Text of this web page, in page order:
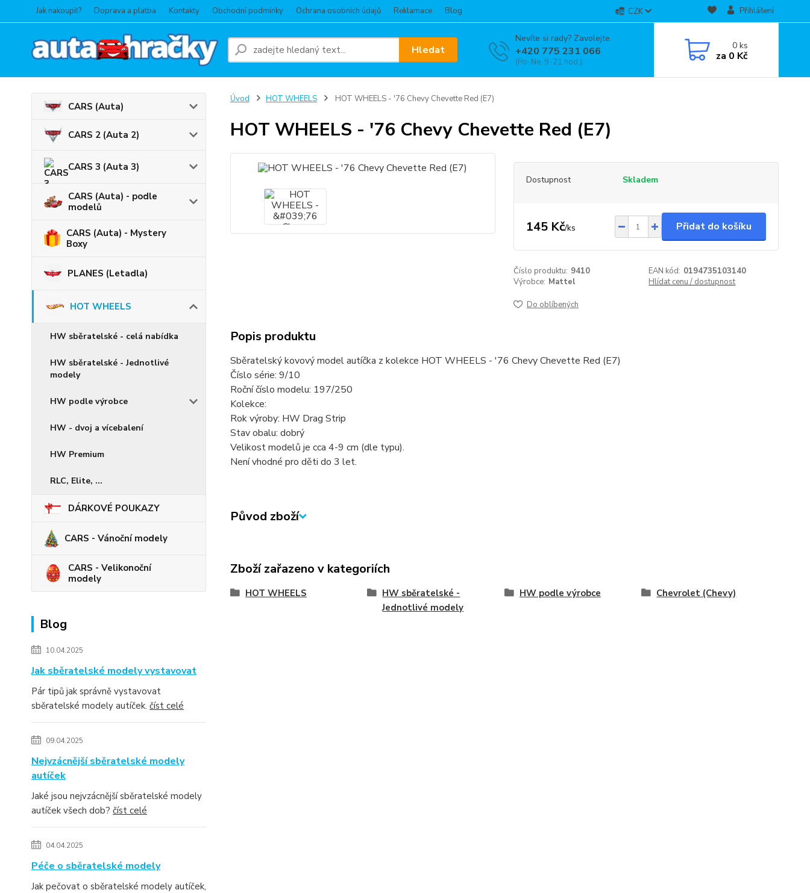
Jak nakoupit? Doprava a platba Kontakty Obchodní podmínky Ochrana osobních údajů Reklamace Blog CZK Přihlášení
Hledat
Nevíte si rady? Zavolejte.
+420 775 231 066
(Po-Ne, 9-21 hod.)
0ks
za 0 Kč
CARS (Auta)
CARS 2 (Auta 2)
CARS 3 (Auta 3)
CARS (Auta) - podle
modelů
CARS (Auta) - Mystery
Boxy
PLANES (Letadla)
HOT WHEELS
HW sběratelské - celá nabídka
HW sběratelské - Jednotlivé
modely
HW podle výrobce
HW - dvoj a vícebalení
HW Premium
RLC, Elite, ...
DÁRKOVÉ POUKAZY
CARS - Vánoční modely
CARS - Velikonoční
modely
Blog
10.04.2025
Jak sběratelské modely vystavovat
Pár tipů jak správně vystavovat
sběratelské modely autíček. číst celé
09.04.2025
Nejvzácnější sběratelské modely
autíček
Jaké jsou nejvzácnější sběratelské modely
autíček všech dob? číst celé
04.04.2025
Péče o sběratelské modely
Jak pečovat o sběratelské modely autíček,
Úvod HOT WHEELS HOT WHEELS - '76 Chevy Chevette Red (E7)
HOT WHEELS - '76 Chevy Chevette Red (E7)
Dostupnost Skladem
145 Kč/ks Přidat do košíku
Číslo produktu: 9410 EAN kód: 0194735103140
Výrobce: Mattel Hlídat cenu / dostupnost
Do oblíbených
Popis produktu
Sběratelský kovový model autíčka z kolekce HOT WHEELS - '76 Chevy Chevette Red (E7)
Číslo série: 9/10
Roční číslo modelu: 197/250
Kolekce:
Rok výroby: HW Drag Strip
Stav obalu: dobrý
Velikost modelů je cca 4-9 cm (dle typu).
Není vhodné pro děti do 3 let.
Původ zboží
Zboží zařazeno v kategoriích
HOT WHEELS
HW sběratelské -
Jednotlivé modely
HW podle výrobce Chevrolet (Chevy)